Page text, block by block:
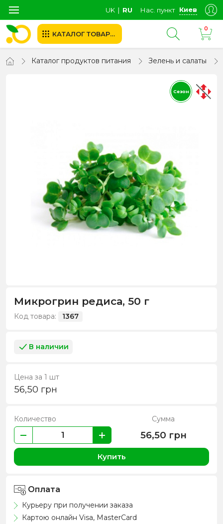
UK ∣ RU Нас. пункт Киев
КАТАЛОГ ТОВАРОВ
0
Каталог продуктов питания Зелень и салаты
Сезон
Микрогрин редиса, 50 г
Код товара: 1367
В наличии
Цена за 1 шт
56,50 грн
Количество Сумма
56,50 грн
Купить
Оплата
Курьеру при получении заказа
Картою онлайн Visa, MasterCard